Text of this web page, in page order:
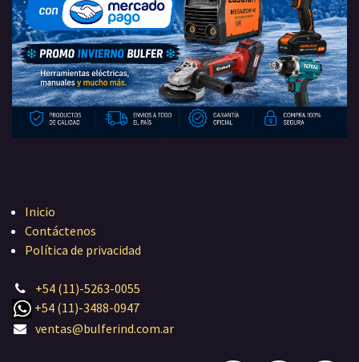
Inicio
Contáctenos
Política de privacidad
+54 (11)-5263-0055
+54 (11)-3488-0947
ventas@bulferind.com.ar